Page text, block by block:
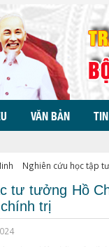
VĂN BẢN
Nghiên cứu học tập
tư tưởng Hồ
trị